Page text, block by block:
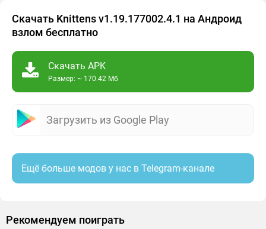
Скачать Knittens v1.19.177002.4.1 на Андроид
взлом бесплатно
Скачать APK
Размер: ~ 170.42 Мб
Загрузить из Google Play
Ещё больше модов у нас в Telegram-канале
Рекомендуем поиграть